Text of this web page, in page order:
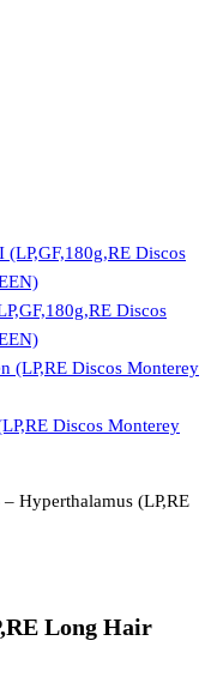
Discos
Discos Monterey
Hyperthalamus (LP,RE
Long Hair